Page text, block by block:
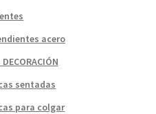
acero
sentadas
para colgar